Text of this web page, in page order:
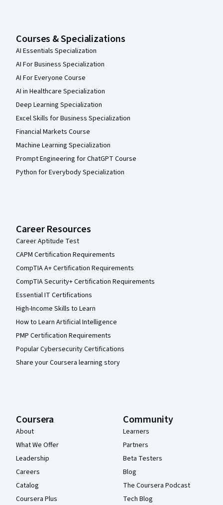
Courses & Specializations
AI Essentials Specialization
AI For Business Specialization
AI For Everyone Course
AI in Healthcare Specialization
Deep Learning Specialization
Excel Skills for Business Specialization
Financial Markets Course
Machine Learning Specialization
Prompt Engineering for ChatGPT Course
Python for Everybody Specialization
Career Resources
Career Aptitude Test
CAPM Certification Requirements
CompTIA A+ Certification Requirements
CompTIA Security+ Certification Requirements
Essential IT Certifications
High-Income Skills to Learn
How to Learn Artificial Intelligence
PMP Certification Requirements
Popular Cybersecurity Certifications
Share your Coursera learning story
Coursera
About
What We Offer
Leadership
Careers
Catalog
Coursera Plus
Community
Learners
Partners
Beta Testers
Blog
The Coursera Podcast
Tech Blog